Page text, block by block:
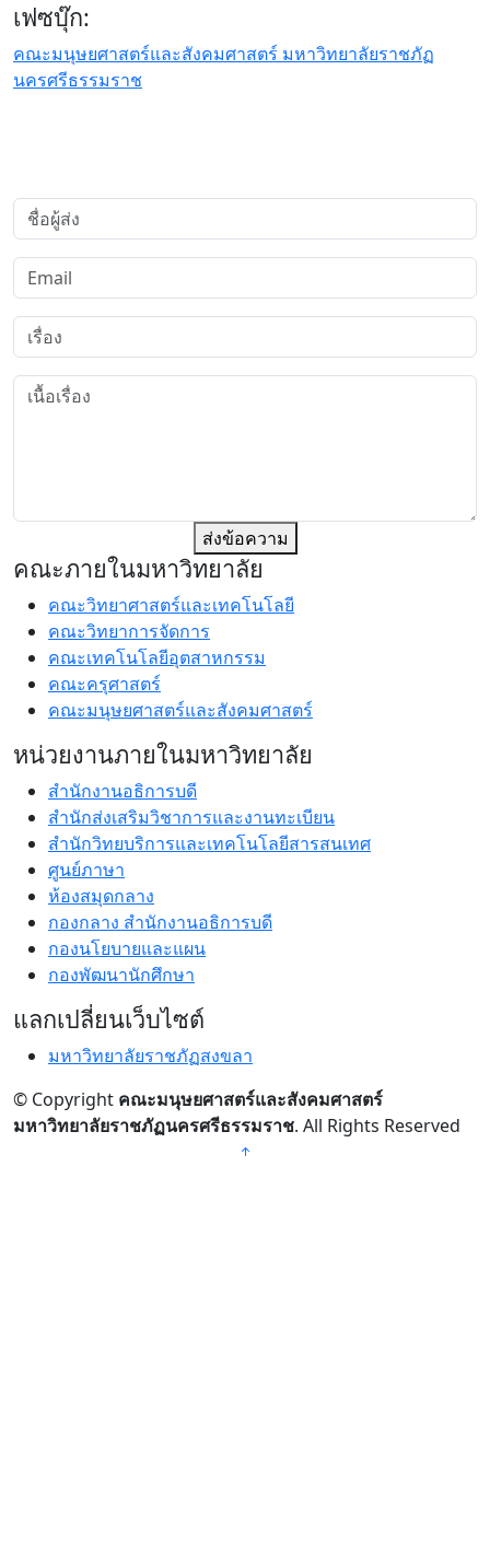
เฟซบุ๊ก:
คณะมนุษยศาสตร์และสังคมศาสตร์ มหาวิทยาลัยราชภัฏ
นครศรีธรรมราช
ส่งข้อความ
คณะภายในมหาวิทยาลัย
คณะวิทยาศาสตร์และเทคโนโลยี
คณะวิทยาการจัดการ
คณะเทคโนโลยีอุตสาหกรรม
คณะครุศาสตร์
คณะมนุษยศาสตร์และสังคมศาสตร์
หน่วยงานภายในมหาวิทยาลัย
สำนักงานอธิการบดี
สำนักส่งเสริมวิชาการและงานทะเบียน
สำนักวิทยบริการและเทคโนโลยีสารสนเทศ
ศูนย์ภาษา
ห้องสมุดกลาง
กองกลาง สำนักงานอธิการบดี
กองนโยบายและแผน
กองพัฒนานักศึกษา
แลกเปลี่ยนเว็บไซต์
มหาวิทยาลัยราชภัฏสงขลา
© Copyright คณะมนุษยศาสตร์และสังคมศาสตร์
มหาวิทยาลัยราชภัฏนครศรีธรรมราช. All Rights Reserved